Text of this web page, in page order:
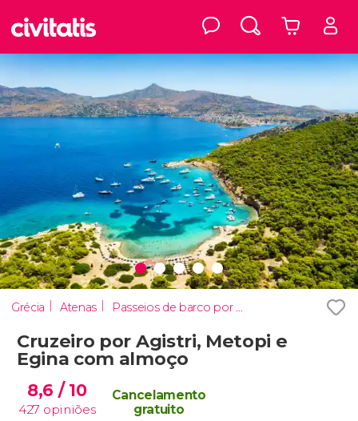
Grécia Atenas Passeios de barco por Atenas
Cruzeiro por Agistri, Metopi e
Egina com almoço
8,6 / 10
427 opiniões
Cancelamento
gratuito